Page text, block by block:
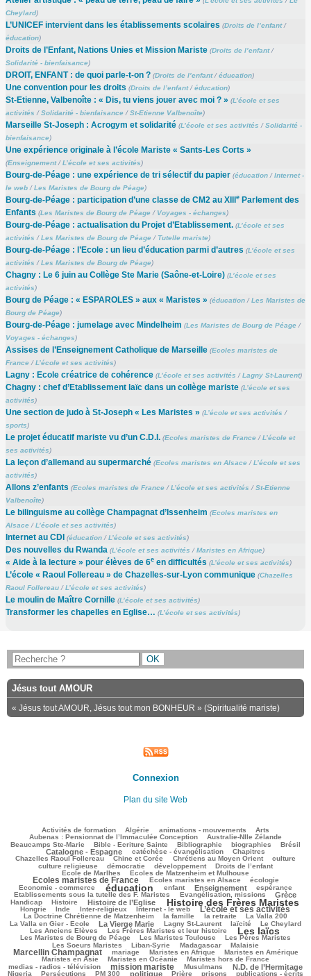
Cheylard)
L’UNICEF intervient dans les établissements scolaires (Droits de l’enfant/
éducation)
Droits de l’Enfant, Nations Unies et Mission Mariste (Droits de l’enfant/
Solidarité - bienfaisance)
DROIT, ENFANT : de quoi parle-t-on ? (Droits de l’enfant/éducation)
Une convention pour les droits (Droits de l’enfant/éducation)
St-Etienne, Valbenoîte : « Dis, tu viens jouer avec moi ? » (L’école et ses
activités /Solidarité - bienfaisance/St-Etienne Valbenoîte)
Marseille St-Joseph : Acrogym et solidarité (L’école et ses activités /Solidarité -
bienfaisance)
Une expérience originale à l’école Mariste « Sants-Les Corts »
(Enseignement/L’école et ses activités)
Bourg-de-Péage : une expérience de tri sélectif du papier (éducation/Internet -
le web/Les Maristes de Bourg de Péage)
Bourg-de-Péage : participation d’une classe de CM2 au XIIIeParlement des
Enfants (Les Maristes de Bourg de Péage/ Voyages - échanges)
Bourg-de-Péage : actualisation du Projet d’Etablissement. (L’école et ses
activités /Les Maristes de Bourg de Péage/ Tutelle mariste)
Bourg-de-Péage : l’Ecole : un lieu d’éducation parmi d’autres (L’école et ses
activités /Les Maristes de Bourg de Péage)
Chagny : Le 6 juin au Collège Ste Marie (Saône-et-Loire) (L’école et ses
activités)
Bourg de Péage : « ESPAROLES » aux « Maristes » (éducation/Les Maristes de
Bourg de Péage)
Bourg-de-Péage : jumelage avec Mindelheim (Les Maristes de Bourg de Péage/
Voyages - échanges)
Assises de l’Enseignement Catholique de Marseille (Ecoles maristes de
France/L’école et ses activités)
Lagny : Ecole créatrice de cohérence (L’école et ses activités /Lagny St-Laurent)
Chagny : chef d’Etablissement laïc dans un collège mariste (L’école et ses
activités)
Une section de judo à St-Joseph « Les Maristes » (L’école et ses activités /
sports)
Le projet éducatif mariste vu d’un C.D.I. (Ecoles maristes de France/L’école et
ses activités)
La leçon d’allemand au supermarché (Ecoles maristes en Alsace/L’école et ses
activités)
Allons z’enfants (Ecoles maristes de France/L’école et ses activités /St-Etienne
Valbenoîte)
Le bilinguisme au collège Champagnat d’Issenheim (Ecoles maristes en
Alsace/L’école et ses activités)
Internet au CDI (éducation/L’école et ses activités)
Des nouvelles du Rwanda (L’école et ses activités /Maristes en Afrique)
« Aide à la lecture » pour élèves de 6een difficultés (L’école et ses activités)
L’école « Raoul Follereau » de Chazelles-sur-Lyon communique (Chazelles
Raoul Follereau/L’école et ses activités)
Le moulin de Maître Cornille (L’école et ses activités)
Transformer les chapelles en Eglise… (L’école et ses activités)
Jésus tout AMOUR
« Jésus tout AMOUR, Jésus tout mon BONHEUR » (Spiritualité mariste)
Connexion
Plan du site Web
Activités de formation Algérie animations - mouvements Arts
Aubenas : Pensionnat de l’Immaculée Conception
55/2755 Australie-Nlle Zélande
92/2755
Beaucamps Ste-Marie
589/2755 Bible - Ecriture Sainte
40/2755 Bibliographie
590/2755 biographies
117/2755 Brésil
817/2755
Catalogne - Espagne catéchèse - évangélisation Chapitres
Chazelles Raoul Follereau
117/2755 Chine et Corée
264/2755 Chrétiens au Moyen Orient
360/2755 culture
31/2755
culture religieuse
démocratie développement Droits de l’enfant
Ecole de Marlhes
Ecoles de Matzenheim et Mulhouse
Ecoles maristes de France
249/2755 Ecoles maristes en Alsace
428/2755 écologie
130/2755
Economie - commerce
1516/2755 éducation
118/2755 enfant
752/2755 Enseignement
195/2755 espérance
66/2755
Etablissements sous la tutelle des F. Maristes
197/2755 Evangélisation, missions
852/2755 Grèce
59/2755
Handicap
225/2755 Histoire
756/2755 Histoire de l’Eglise
1616/2755 Histoire des Frères Maristes
156/2755
Hongrie
29/2755 Inde
74/2755 Inter-religieux
175/2755 Internet - le web
1143/2755 L’école et ses activités
56/2755
La Doctrine Chrétienne de Matzenheim
306/2755 la famille
89/2755 la retraite
47/2755 La Valla 200
91/2755
La Valla en Gier - Ecole
688/2755 La Vierge Marie
377/2755 Lagny St-Laurent
301/2755 laïcité
263/2755 Le Cheylard
70/2755
Les Anciens Elèves
151/2755 Les Frères Maristes et leur histoire
1514/2755 Les laïcs
502/2755
Les Maristes de Bourg de Péage
219/2755 Les Maristes Toulouse
525/2755 Les Pères Maristes
413/2755
Les Soeurs Maristes
Liban-Syrie Madagascar Malaisie
Marcellin Champagnat
43/2755 mariage
461/2755 Maristes en Afrique
343/2755 Maristes en Amérique
334/2755
Maristes en Asie
Maristes en Océanie Maristes hors de France
medias - radios - télévision
1015/2755 mission mariste
63/2755 Musulmans
851/2755 N.D. de l’Hermitage
52/2755
Nigeria
172/2755 Persécutions
149/2755 PM 300
708/2755 politique
232/2755 Prière
143/2755 prisons
276/2755 publications - écrits
155/2755